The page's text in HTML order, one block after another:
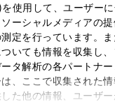
使用して、ユーザー
ーシャルメディアの
定を行っています。
いても情報を収集し
タ解析の各パートナ
、ここで収集された
た他の情報、ユーザ
ご相談
利用の場合は、チ
ーネットによるフォ
ご利用ください。